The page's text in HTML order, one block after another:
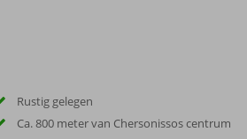
Rustig gelegen
Ca. 800 meter van Chersonissos centrum